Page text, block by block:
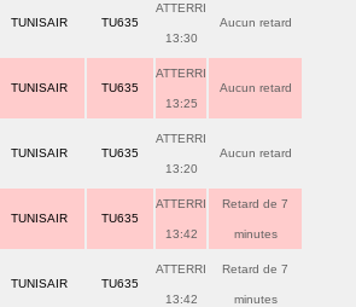
TUNISAIR TU635
ATTERRI
13:30
Aucun retard
TUNISAIR TU635
ATTERRI
13:25
Aucun retard
TUNISAIR TU635
ATTERRI
13:20
Aucun retard
TUNISAIR TU635
ATTERRI
13:42
Retard de 7
minutes
TUNISAIR TU635
ATTERRI
13:42
Retard de 7
minutes